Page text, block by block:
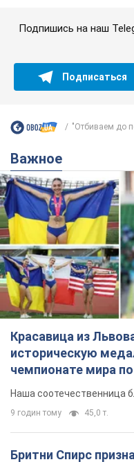
историческую
чемпионате мира по
Видео
Наша соотечественница
9 годин тому
Бритни Спирс
красоты и
неудачной
так почти месяц
Заметный эффект от
около четырех недель
6 годин тому 1,7 т.
В России
дрона, который в
представлен